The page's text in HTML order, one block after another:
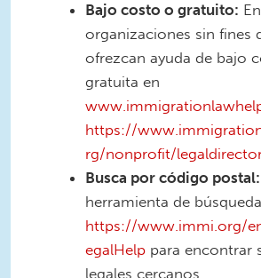
Bajo costo o gratuito:
organizaciones sin fines
ofrezcan ayuda de bajo
gratuita en
https://
rg/nonprofit/
Busca por código postal:
herramienta de
https://www.immi.org/
egalHelp para encontrar
legales cercanos.